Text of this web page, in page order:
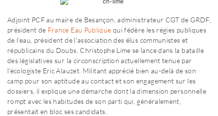
Adjoint PCF au maire de Besançon, administrateur CGT de GRDF,
président de France Eau Publique qui fédère les régies publiques
de l'eau, président de l'association des élus communistes et
républicains du Doubs, Christophe Lime se lance dans la bataille
des législatives sur la circonscription actuellement tenue par
l'écologiste Eric Alauzet. Militant apprécié bien au-delà de son
camp pour son aptitude au contact et son engagement sur les
dossiers, il explique une démarche dont la dimension personnelle
rompt avec les habitudes de son parti qui, généralement,
présentait en bloc ses candidats.